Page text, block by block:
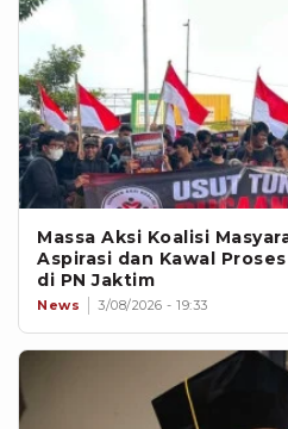
Massa Aksi Koalisi
Aspirasi dan Kawal
di PN Jaktim
News 3/08/2026 - 19:33